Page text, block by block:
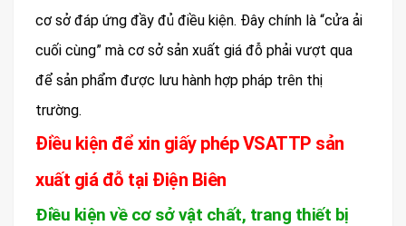
cơ sở đáp ứng đầy đủ điều kiện. Đây chính là “cửa ải
cuối cùng” mà cơ sở sản xuất giá đỗ phải vượt qua
để sản phẩm được lưu hành hợp pháp trên thị
trường.
Điều kiện để xin giấy phép VSATTP sản
xuất giá đỗ tại Điện Biên
Điều kiện về cơ sở vật chất, trang thiết bị